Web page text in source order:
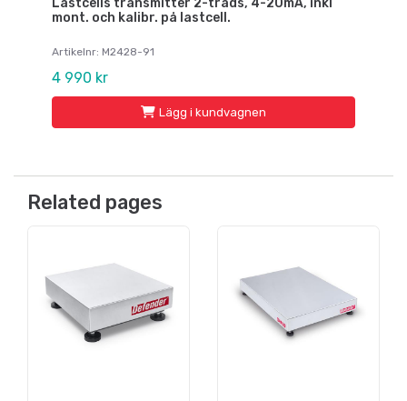
Lastcells transmitter 2-tråds, 4-20mA, inkl
mont. och kalibr. på lastcell.
Artikelnr: M2428-91
4 990 kr
Lägg i kundvagnen
Related pages